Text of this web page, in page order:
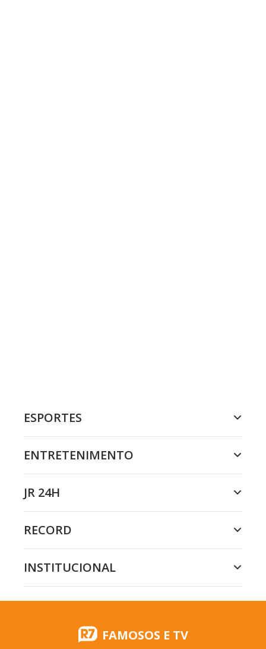
ESPORTES
ENTRETENIMENTO
JR 24H
RECORD
INSTITUCIONAL
FAMOSOS E TV